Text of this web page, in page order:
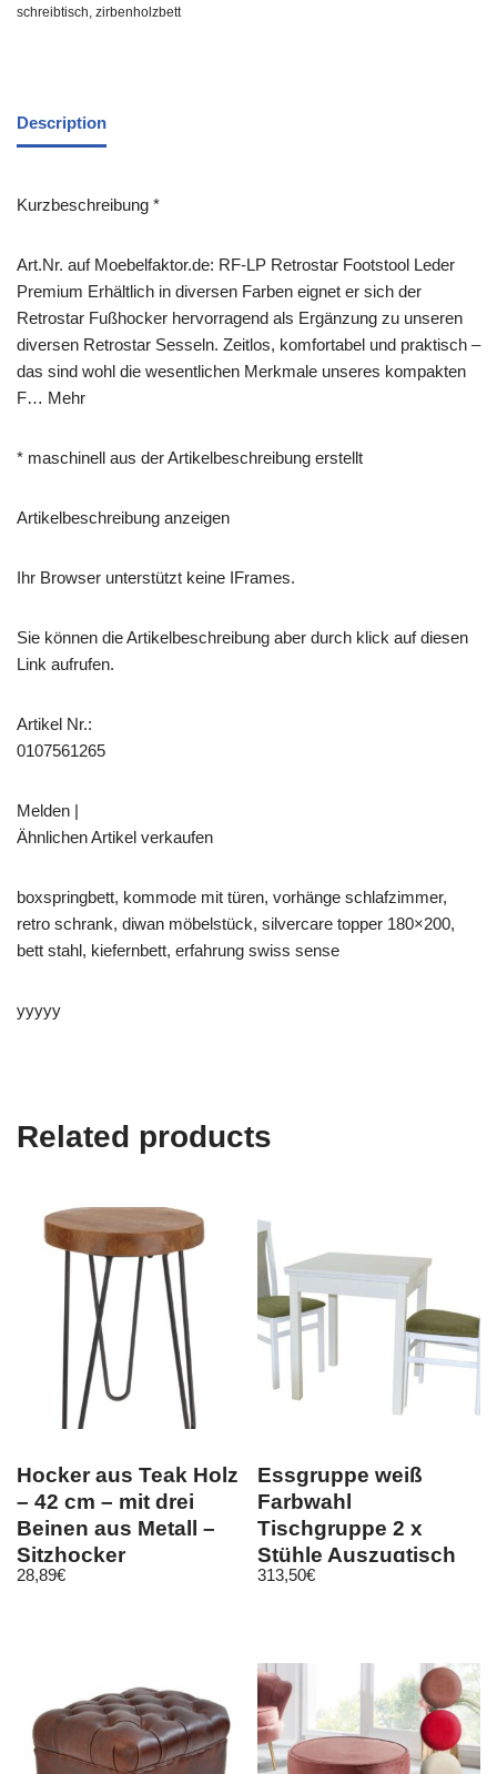
schreibtisch, zirbenholzbett
Description
Kurzbeschreibung *
Art.Nr. auf Moebelfaktor.de: RF-LP Retrostar Footstool Leder
Premium Erhältlich in diversen Farben eignet er sich der
Retrostar Fußhocker hervorragend als Ergänzung zu unseren
diversen Retrostar Sesseln. Zeitlos, komfortabel und praktisch –
das sind wohl die wesentlichen Merkmale unseres kompakten
F… Mehr
* maschinell aus der Artikelbeschreibung erstellt
Artikelbeschreibung anzeigen
Ihr Browser unterstützt keine IFrames.
Sie können die Artikelbeschreibung aber durch klick auf diesen
Link aufrufen.
Artikel Nr.:
0107561265
Melden |
Ähnlichen Artikel verkaufen
boxspringbett, kommode mit türen, vorhänge schlafzimmer,
retro schrank, diwan möbelstück, silvercare topper 180×200,
bett stahl, kiefernbett, erfahrung swiss sense
yyyyy
Related products
Hocker aus Teak Holz
– 42 cm – mit drei
Beinen aus Metall –
Sitzhocker
Blumenständer
28,89€
Essgruppe weiß
Farbwahl
Tischgruppe 2 x
Stühle Auszugtisch
Esszimmergarnitur
313,50€